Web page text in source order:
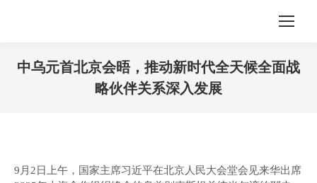
中乌元首北京会晤，推动新时代全天候全面战
略伙伴关系深入发展
9月2日上午，国家主席习近平在北京人民大会堂会见来华出席